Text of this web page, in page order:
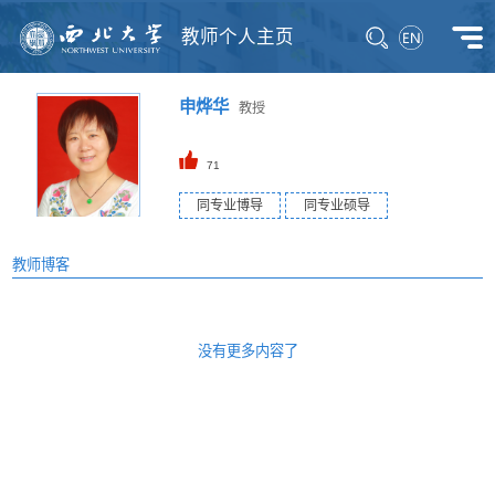
教师个人主页
申烨华教授
71
同专业博导 同专业硕导
教师博客
没有更多内容了